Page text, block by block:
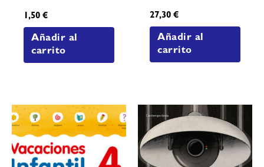
1,50€
Añadir al
carrito
27,30€
Añadir al
carrito